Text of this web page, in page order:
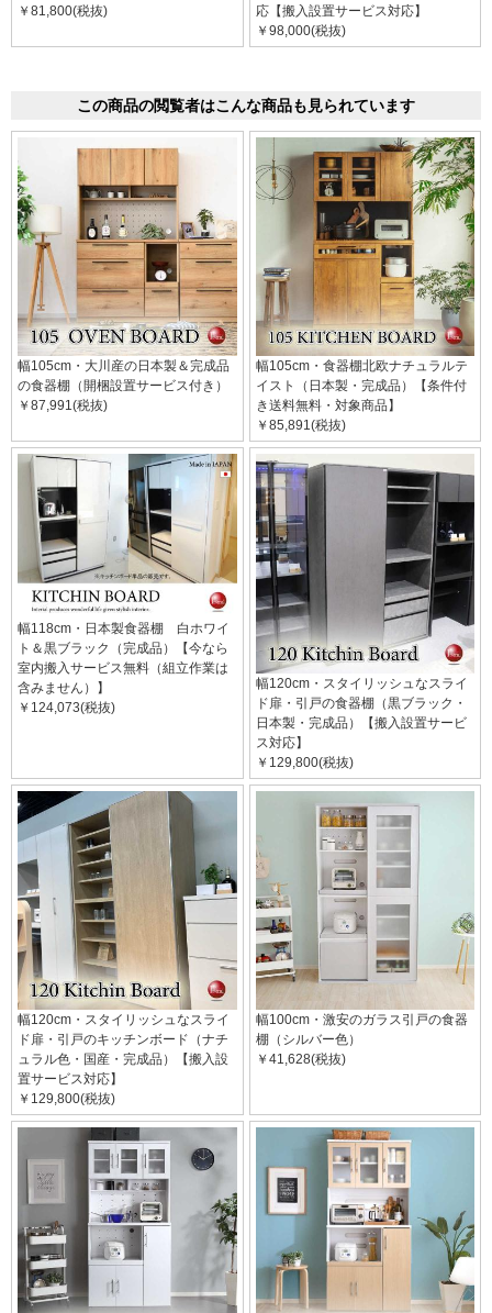
￥81,800(税抜)
応【搬入設置サービス対応】
￥98,000(税抜)
この商品の閲覧者はこんな商品も見られています
幅105cm・大川産の日本製＆完成品
の食器棚（開梱設置サービス付き）
￥87,991(税抜)
幅105cm・食器棚北欧ナチュラルテ
イスト（日本製・完成品）【条件付
き送料無料・対象商品】
￥85,891(税抜)
幅118cm・日本製食器棚 白ホワイ
ト＆黒ブラック（完成品）【今なら
室内搬入サービス無料（組立作業は
含みません）】
￥124,073(税抜)
幅120cm・スタイリッシュなスライ
ド扉・引戸の食器棚（黒ブラック・
日本製・完成品）【搬入設置サービ
ス対応】
￥129,800(税抜)
幅120cm・スタイリッシュなスライ
ド扉・引戸のキッチンボード（ナチ
ュラル色・国産・完成品）【搬入設
置サービス対応】
￥129,800(税抜)
幅100cm・激安のガラス引戸の食器
棚（シルバー色）
￥41,628(税抜)